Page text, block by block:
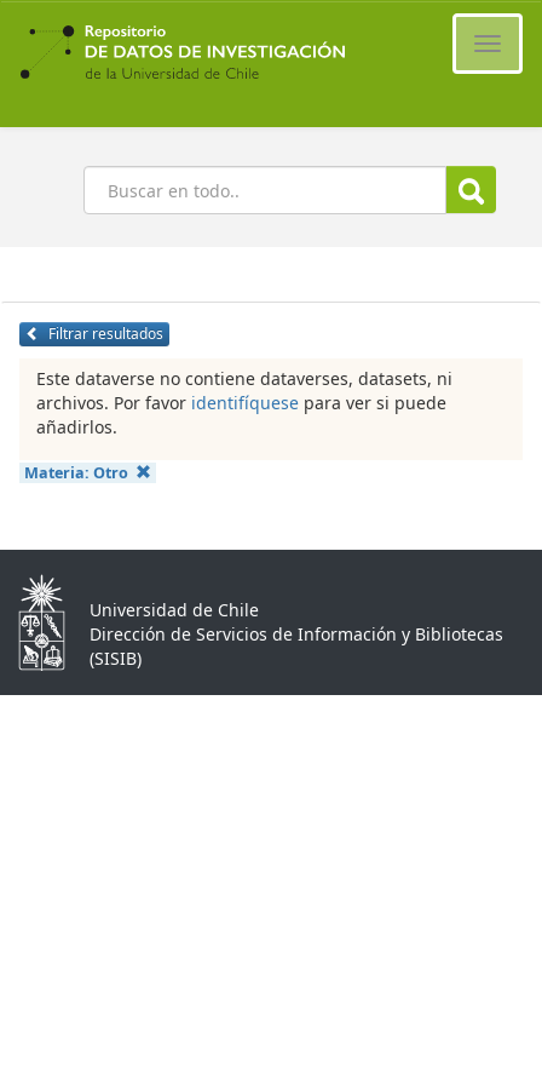
Ir
contenido
principal
Buscar
Filtrar resultados
Este dataverse no contiene dataverses, datasets, ni
archivos. Por favor identifíquese para ver si puede
añadirlos.
Materia: Otro
Universidad de Chile
Dirección de Servicios de Información y Bibliotecas
(SISIB)